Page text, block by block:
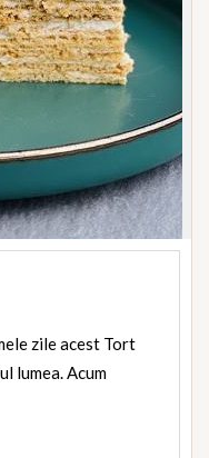
zile acest Tort
lumea. Acum